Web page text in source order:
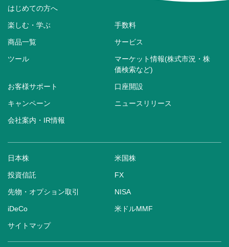
はじめての方へ
楽しむ・学ぶ 手数料
商品一覧 サービス
ツール
マーケット情報(株式市況・株
価検索など)
お客様サポート 口座開設
キャンペーン ニュースリリース
会社案内・IR情報
日本株 米国株
投資信託 FX
先物・オプション取引 NISA
iDeCo 米ドルMMF
サイトマップ